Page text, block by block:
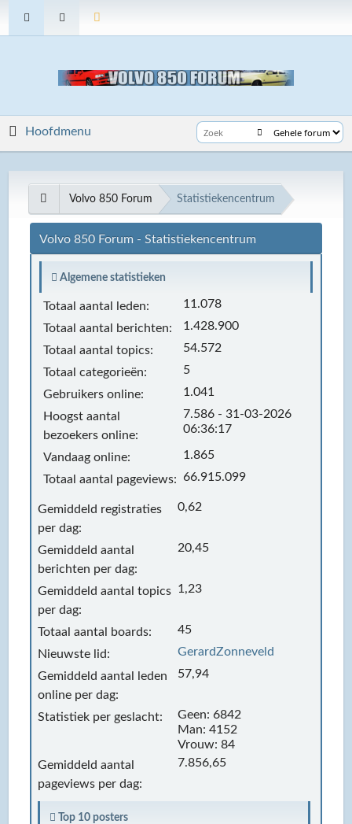
Hoofdmenu
Volvo 850 Forum Statistiekencentrum
Volvo 850 Forum - Statistiekencentrum
Algemene statistieken
Totaal aantal leden:
11.078
Totaal aantal berichten:
1.428.900
Totaal aantal topics:
54.572
Totaal categorieën:
5
Gebruikers online:
1.041
Hoogst aantal
bezoekers online:
7.586 - 31-03-2026
06:36:17
Vandaag online:
1.865
Totaal aantal pageviews: 66.915.099
Gemiddeld registraties
per dag:
0,62
Gemiddeld aantal
berichten per dag:
20,45
Gemiddeld aantal topics
per dag:
1,23
Totaal aantal boards:
45
Nieuwste lid:
GerardZonneveld
Gemiddeld aantal leden
online per dag:
57,94
Statistiek per geslacht:
Geen: 6842
Man: 4152
Vrouw: 84
Gemiddeld aantal
pageviews per dag:
7.856,65
Top 10 posters